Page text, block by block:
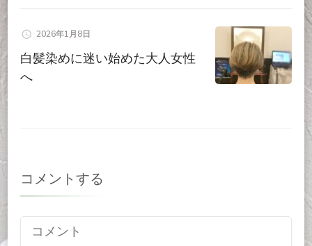
2026年1月8日
白髪染めに迷い始めた大人女性
へ
コメントする